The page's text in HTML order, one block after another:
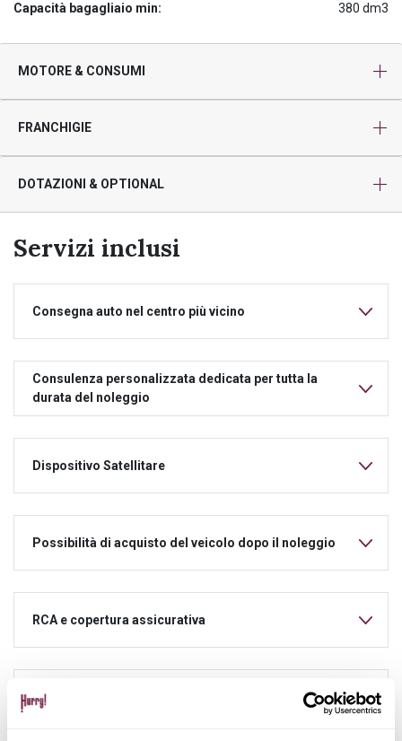
Capacità bagagliaio min: 380 dm3
MOTORE & CONSUMI
FRANCHIGIE
DOTAZIONI & OPTIONAL
Servizi inclusi
Consegna auto nel centro più vicino
Consulenza personalizzata dedicata per tutta la
durata del noleggio
Dispositivo Satellitare
Possibilità di acquisto del veicolo dopo il noleggio
RCA e copertura assicurativa
Manutenzione ordinaria e straordinaria